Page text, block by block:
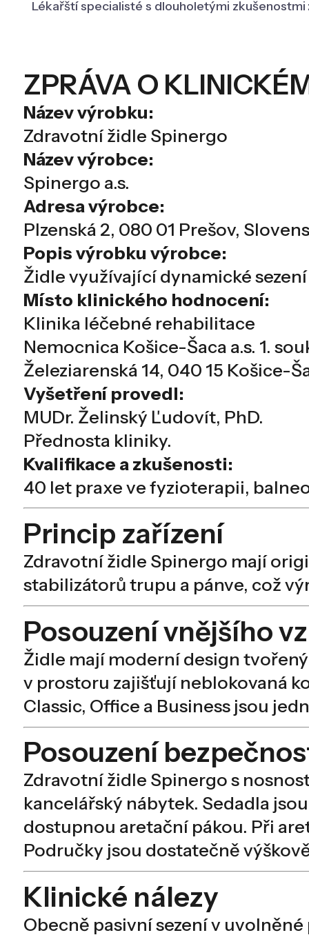
Lékařští specialisté s dlouholetými zkušenostmi
ZPRÁVA O
Název výrobku:
Zdravotní židle Spinergo
Název výrobce:
Spinergo a.s.
Adresa výrobce:
Plzenská 2, 080 01 Prešov,
Popis výrobku výrobce:
Židle využívající dynamické
Místo klinického hodnocení:
Klinika léčebné rehabilitace
Nemocnica Košice-Šaca a.s. 1.
Železiarenská 14, 040 15 Košice-
Vyšetření provedl:
MUDr. Želinský Ľudovít, PhD.
Přednosta kliniky.
Kvalifikace a zkušenosti:
40 let praxe ve fyzioterapii,
Princip zařízení
Zdravotní židle Spinergo mají
stabilizátorů trupu a pánve, což
Posouzení vnějšího
Židle mají moderní design
v prostoru zajišťují neblokovaná
Classic, Office a Business jsou
Posouzení
Zdravotní židle Spinergo s
kancelářský nábytek. Sedadla
dostupnou aretační pákou. Při
Područky jsou dostatečně
Klinické nálezy
Obecně pasivní sezení v